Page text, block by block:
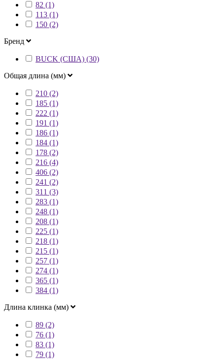
82 (1)
113 (1)
150 (2)
Бренд
BUCK (США) (30)
Общая длина (мм)
210 (2)
185 (1)
222 (1)
191 (1)
186 (1)
184 (1)
178 (2)
216 (4)
406 (2)
241 (2)
311 (3)
283 (1)
248 (1)
208 (1)
225 (1)
218 (1)
215 (1)
257 (1)
274 (1)
365 (1)
384 (1)
Длина клинка (мм)
89 (2)
76 (1)
83 (1)
79 (1)